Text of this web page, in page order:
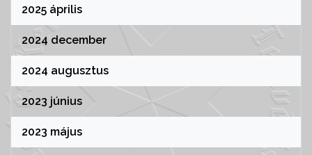
2025 április
2024 december
2024 augusztus
2023 június
2023 május